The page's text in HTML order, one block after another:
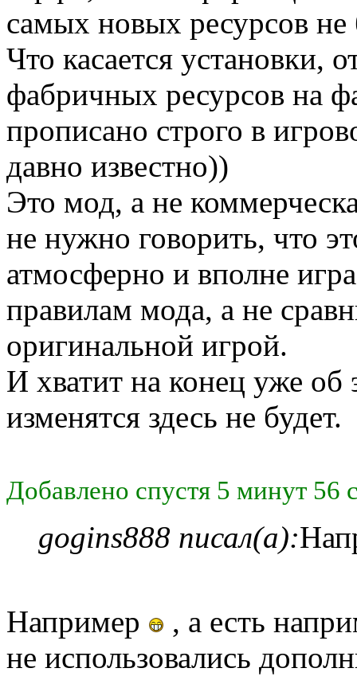
самых новых ресурсов не
Что касается установки,
фабричных ресурсов на
прописано строго в
давно известно))
Это мод, а не
не нужно говорить, что
атмосферно и вполне
правилам мода, а не
оригинальной игрой.
И хватит на конец уже об
изменятся здесь не будет.
Добавлено спустя 5 минут 56
gogins888 писал(а):
Например
, а есть
не использовались